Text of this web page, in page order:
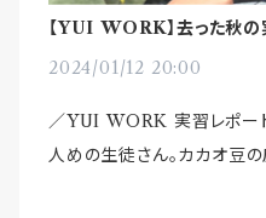
【YUI WORK】去った秋の
2024/01/12 20:00
／YUI WORK 実習レポー
人めの生徒さん。カカオ豆の
手伝い、タブレットを使っ